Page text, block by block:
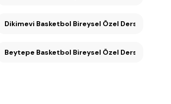
Dikimevi Basketbol Bireysel Özel Ders (4)
Beytepe Basketbol Bireysel Özel Ders (3)